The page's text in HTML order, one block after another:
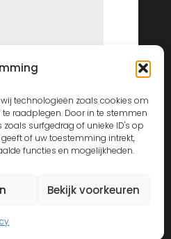
technologieën zoals cookies om
raadplegen. Door in te stemmen
surfgedrag of unieke ID's op
of uw toestemming intrekt,
functies en mogelijkheden.
Bekijk voorkeuren